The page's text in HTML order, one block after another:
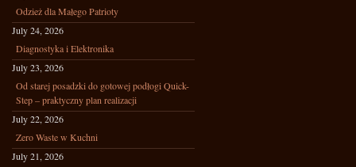
Odzież dla Małego Patrioty
July 24, 2026
Diagnostyka i Elektronika
July 23, 2026
Od starej posadzki do gotowej podłogi Quick-
Step – praktyczny plan realizacji
July 22, 2026
Zero Waste w Kuchni
July 21, 2026